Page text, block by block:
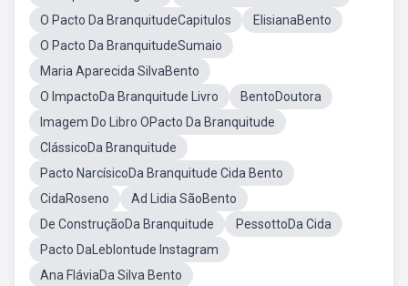
O Pacto Da BranquitudeCapitulos
ElisianaBento
O Pacto Da BranquitudeSumaio
Maria Aparecida SilvaBento
O ImpactoDa Branquitude Livro
BentoDoutora
Imagem Do Libro OPacto Da Branquitude
ClássicoDa Branquitude
Pacto NarcísicoDa Branquitude Cida Bento
CidaRoseno
Ad Lidia SãoBento
De ConstruçãoDa Branquitude
PessottoDa Cida
Pacto DaLeblontude Instagram
Ana FláviaDa Silva Bento